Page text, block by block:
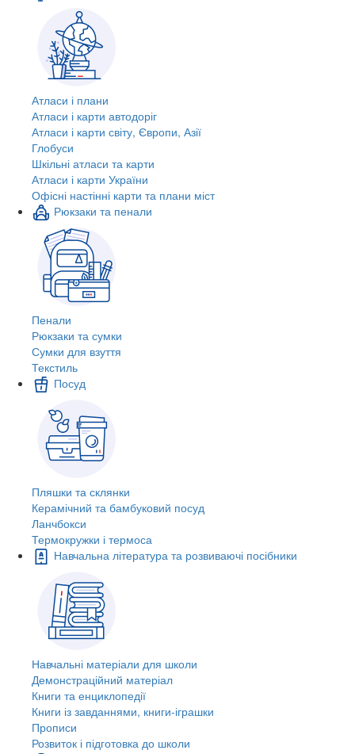
Атласи і плани
Атласи і карти автодоріг
Атласи і карти світу, Європи, Азії
Глобуси
Шкільні атласи та карти
Атласи і карти України
Офісні настінні карти та плани міст
Рюкзаки та пенали
Пенали
Рюкзаки та сумки
Сумки для взуття
Текстиль
Посуд
Пляшки та склянки
Керамічний та бамбуковий посуд
Ланчбокси
Термокружки і термоса
Навчальна література та розвиваючі посібники
Навчальні матеріали для школи
Демонстраційний матеріал
Книги та енциклопедії
Книги із завданнями, книги-іграшки
Прописи
Розвиток і підготовка до школи